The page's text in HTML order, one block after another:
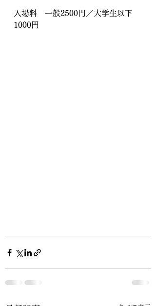
入場料　一般2500円／大学生以下
1000円